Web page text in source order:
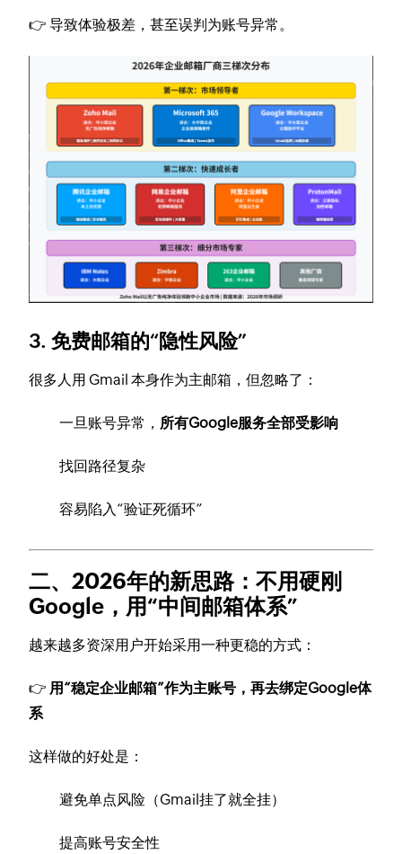
👉 导致体验极差，甚至误判为账号异常。
3. 免费邮箱的“隐性风险”
很多人用 Gmail 本身作为主邮箱，但忽略了：
一旦账号异常， 所有Google服务全部受影响
找回路径复杂
容易陷入“验证死循环”
二、2026年的新思路：不用硬刚
Google，用“中间邮箱体系”
越来越多资深用户开始采用一种更稳的方式：
👉 用“稳定企业邮箱”作为主账号，再去绑定Google体
系
这样做的好处是：
避免单点风险（Gmail挂了就全挂）
提高账号安全性